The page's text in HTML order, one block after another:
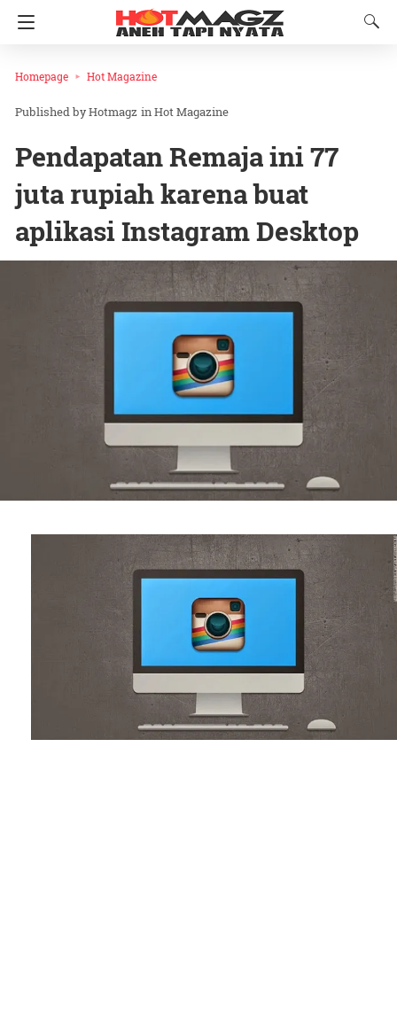
Homepage Hot Magazine
Hotmagz inHot Magazine
Pendapatan Remaja ini 77
juta rupiah karena buat
aplikasi Instagram Desktop